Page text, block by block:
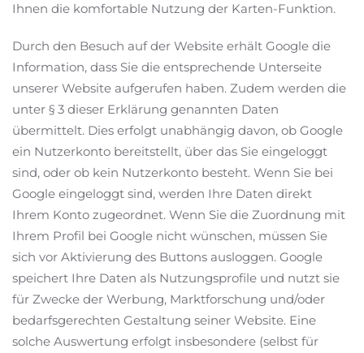
Ihnen die komfortable Nutzung der Karten-Funktion.
Durch den Besuch auf der Website erhält Google die
Information, dass Sie die entsprechende Unterseite
unserer Website aufgerufen haben. Zudem werden die
unter § 3 dieser Erklärung genannten Daten
übermittelt. Dies erfolgt unabhängig davon, ob Google
ein Nutzerkonto bereitstellt, über das Sie eingeloggt
sind, oder ob kein Nutzerkonto besteht. Wenn Sie bei
Google eingeloggt sind, werden Ihre Daten direkt
Ihrem Konto zugeordnet. Wenn Sie die Zuordnung mit
Ihrem Profil bei Google nicht wünschen, müssen Sie
sich vor Aktivierung des Buttons ausloggen. Google
speichert Ihre Daten als Nutzungsprofile und nutzt sie
für Zwecke der Werbung, Marktforschung und/oder
bedarfsgerechten Gestaltung seiner Website. Eine
solche Auswertung erfolgt insbesondere (selbst für